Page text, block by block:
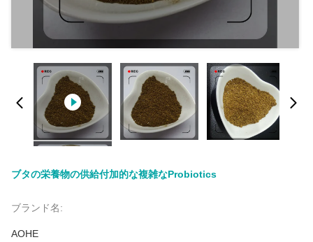
ブタの栄養物の供給付加的な複雑なProbiotics
ブランド名:
AOHE